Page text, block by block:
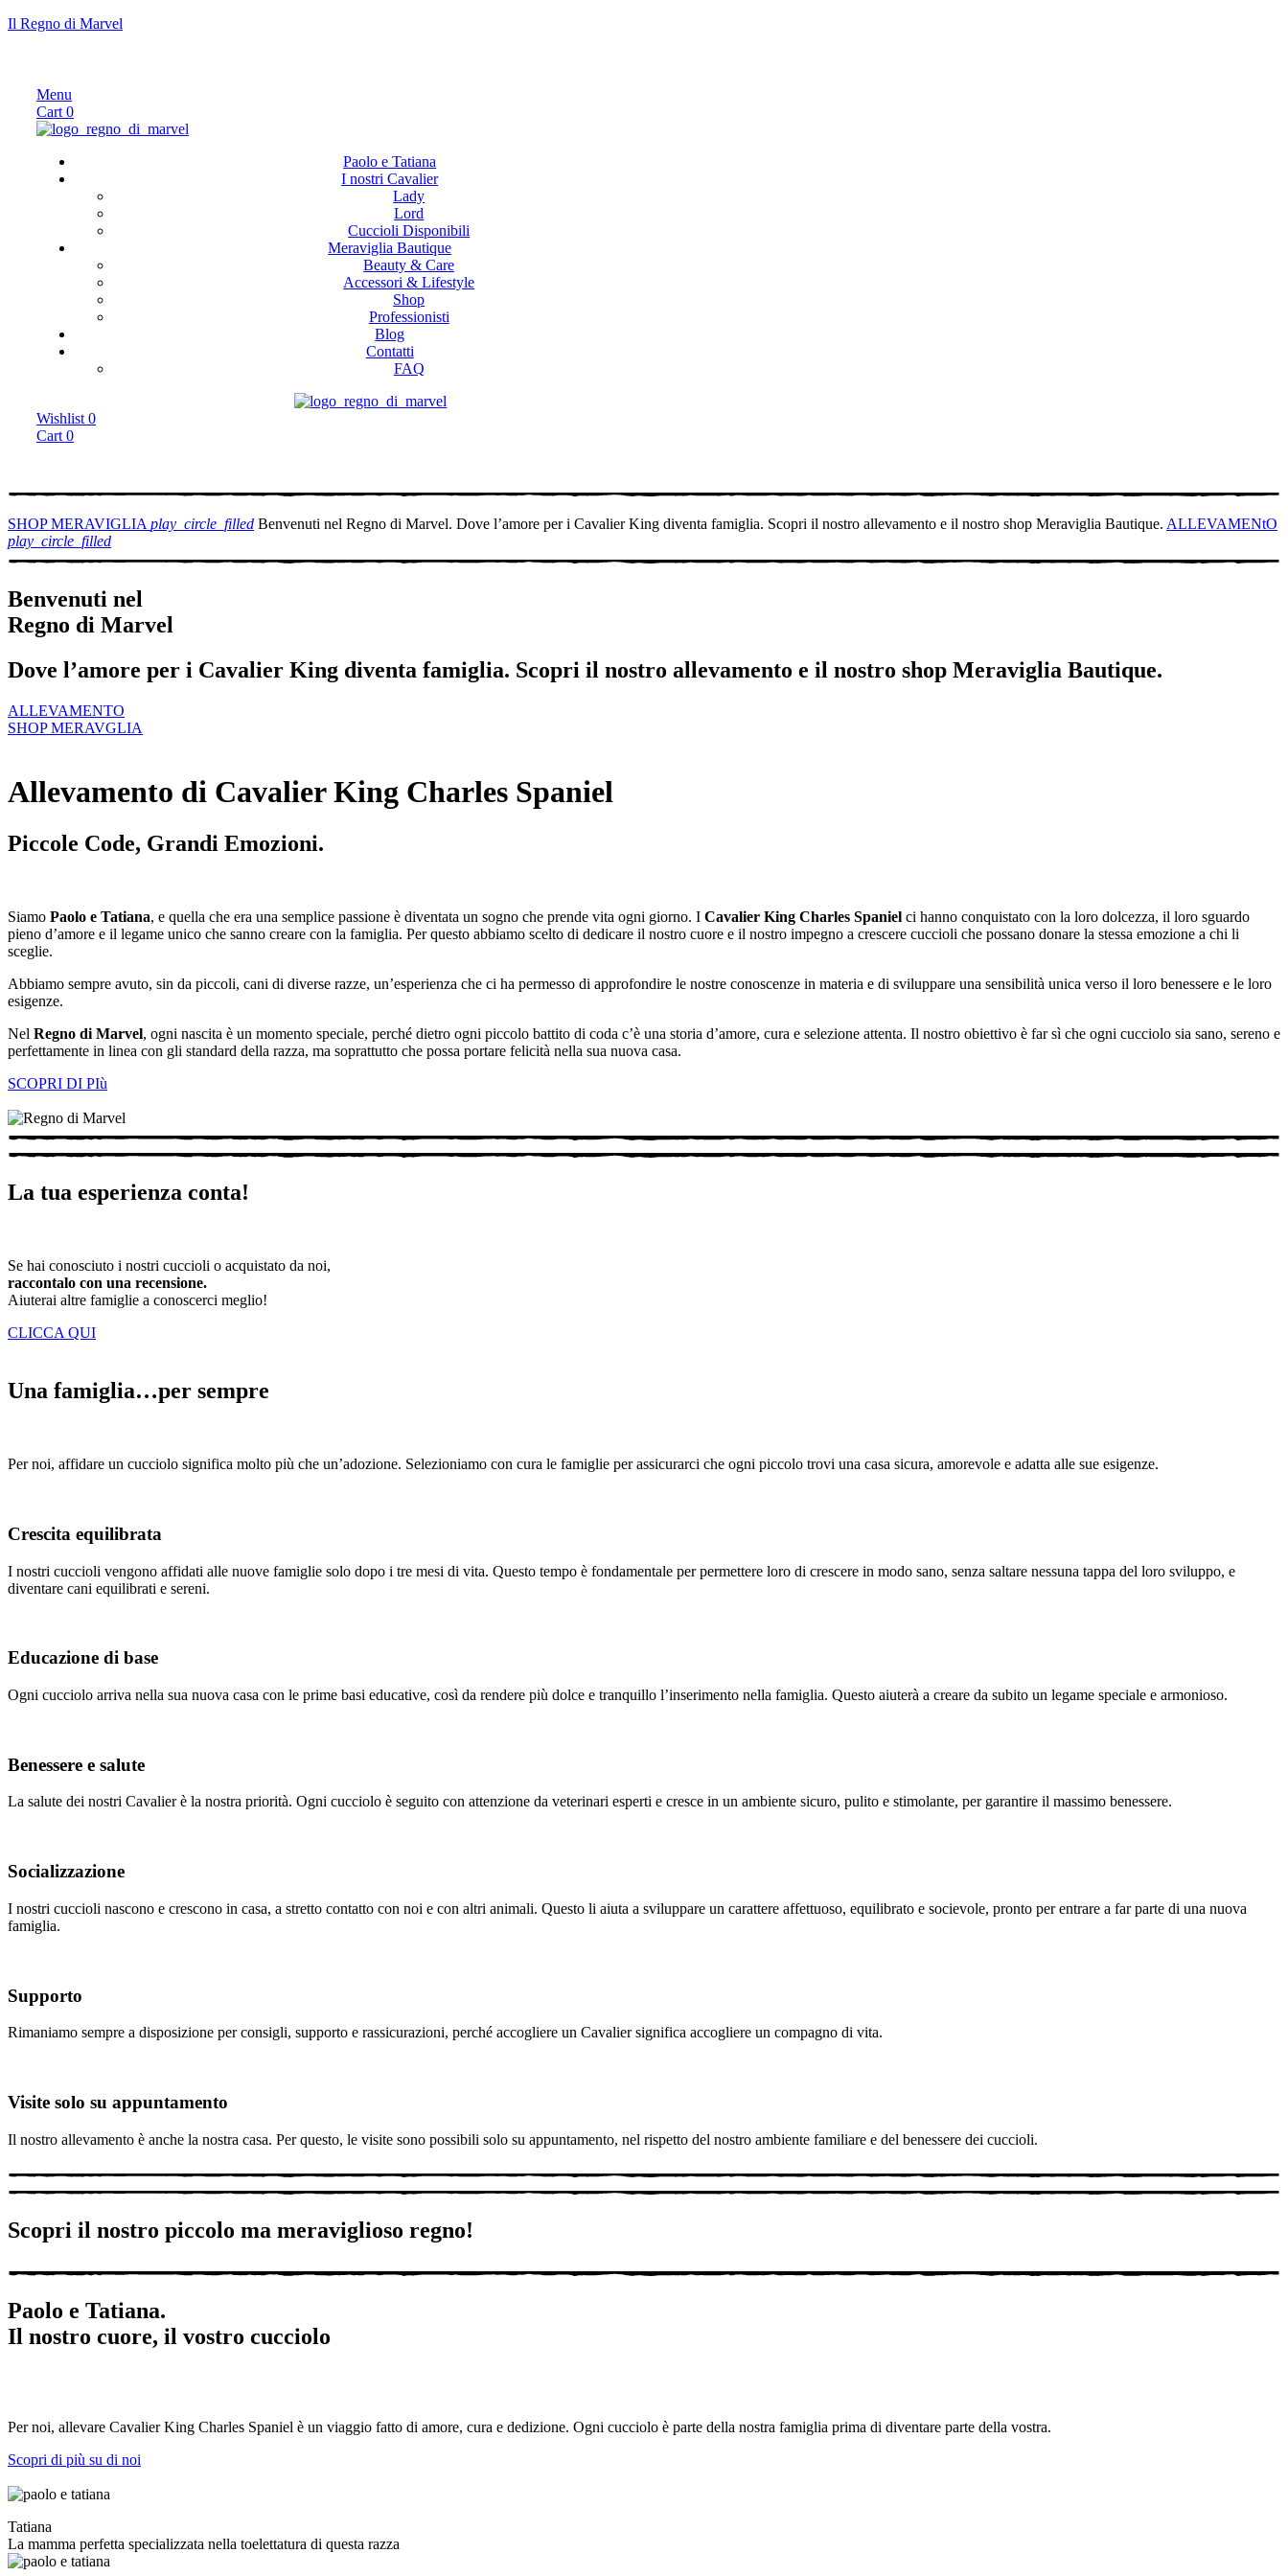
Il Regno di Marvel
Menu
Cart 0
Paolo e Tatiana
I nostri Cavalier
Lady
Lord
Cuccioli Disponibili
Meraviglia Bautique
Beauty & Care
Accessori & Lifestyle
Shop
Professionisti
Blog
Contatti
FAQ
Wishlist 0
Cart 0
SHOP MERAVIGLIA play_circle_filled Benvenuti nel Regno di Marvel. Dove l’amore per i Cavalier King diventa famiglia. Scopri il nostro allevamento e il nostro shop Meraviglia Bautique. ALLEVAMENtO
play_circle_filled
Benvenuti nel
Regno di Marvel
Dove l’amore per i Cavalier King diventa famiglia. Scopri il nostro allevamento e il nostro shop Meraviglia Bautique.
ALLEVAMENTO
SHOP MERAVGLIA
Allevamento di Cavalier King Charles Spaniel
Piccole Code, Grandi Emozioni.
Siamo Paolo e Tatiana, e quella che era una semplice passione è diventata un sogno che prende vita ogni giorno. I Cavalier King Charles Spaniel ci hanno conquistato con la loro dolcezza, il loro sguardo
pieno d’amore e il legame unico che sanno creare con la famiglia. Per questo abbiamo scelto di dedicare il nostro cuore e il nostro impegno a crescere cuccioli che possano donare la stessa emozione a chi li
sceglie.
Abbiamo sempre avuto, sin da piccoli, cani di diverse razze, un’esperienza che ci ha permesso di approfondire le nostre conoscenze in materia e di sviluppare una sensibilità unica verso il loro benessere e le loro
esigenze.
Nel Regno di Marvel, ogni nascita è un momento speciale, perché dietro ogni piccolo battito di coda c’è una storia d’amore, cura e selezione attenta. Il nostro obiettivo è far sì che ogni cucciolo sia sano, sereno e
perfettamente in linea con gli standard della razza, ma soprattutto che possa portare felicità nella sua nuova casa.
SCOPRI DI PIù
La tua esperienza conta!
Se hai conosciuto i nostri cuccioli o acquistato da noi,
raccontalo con una recensione.
Aiuterai altre famiglie a conoscerci meglio!
CLICCA QUI
Una famiglia…per sempre
Per noi, affidare un cucciolo significa molto più che un’adozione. Selezioniamo con cura le famiglie per assicurarci che ogni piccolo trovi una casa sicura, amorevole e adatta alle sue esigenze.
Crescita equilibrata
I nostri cuccioli vengono affidati alle nuove famiglie solo dopo i tre mesi di vita. Questo tempo è fondamentale per permettere loro di crescere in modo sano, senza saltare nessuna tappa del loro sviluppo, e
diventare cani equilibrati e sereni.
Educazione di base
Ogni cucciolo arriva nella sua nuova casa con le prime basi educative, così da rendere più dolce e tranquillo l’inserimento nella famiglia. Questo aiuterà a creare da subito un legame speciale e armonioso.
Benessere e salute
La salute dei nostri Cavalier è la nostra priorità. Ogni cucciolo è seguito con attenzione da veterinari esperti e cresce in un ambiente sicuro, pulito e stimolante, per garantire il massimo benessere.
Socializzazione
I nostri cuccioli nascono e crescono in casa, a stretto contatto con noi e con altri animali. Questo li aiuta a sviluppare un carattere affettuoso, equilibrato e socievole, pronto per entrare a far parte di una nuova
famiglia.
Supporto
Rimaniamo sempre a disposizione per consigli, supporto e rassicurazioni, perché accogliere un Cavalier significa accogliere un compagno di vita.
Visite solo su appuntamento
Il nostro allevamento è anche la nostra casa. Per questo, le visite sono possibili solo su appuntamento, nel rispetto del nostro ambiente familiare e del benessere dei cuccioli.
Scopri il nostro piccolo ma meraviglioso regno!
Paolo e Tatiana.
Il nostro cuore, il vostro cucciolo
Per noi, allevare Cavalier King Charles Spaniel è un viaggio fatto di amore, cura e dedizione. Ogni cucciolo è parte della nostra famiglia prima di diventare parte della vostra.
Scopri di più su di noi
Tatiana
La mamma perfetta specializzata nella toelettatura di questa razza